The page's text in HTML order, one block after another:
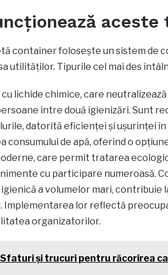
aceste
container folosește un sistem de
utilităților. Tipurile cel mai des
lichide chimice, care
între două igienizări. Sunt
datorită eficienței și ușurinței
consumului de apă, oferind o
care permit tratarea
cu participare numeroasă.
a volumelor mari, contribuie
Implementarea lor reflectă
organizatorilor.
Sfaturi și trucuri pentru răcorirea